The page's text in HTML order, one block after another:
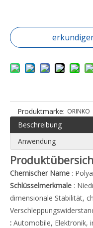
Produktmarke: ORINKO
Beschreibung
Anwendung
Chemischer Name :
Schlüsselmerkmale :
dimensionale Stabilität,
: Automobile, Elektronik,